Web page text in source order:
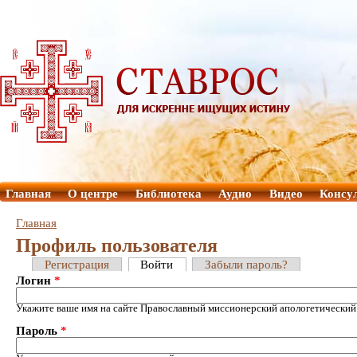
Главная О центре Библиотека Аудио Видео
Главная
Профиль пользователя
Регистрация Войти
Забыли пароль?
Логин *
Укажите ваше имя на сайте Православный миссионерский
Пароль *